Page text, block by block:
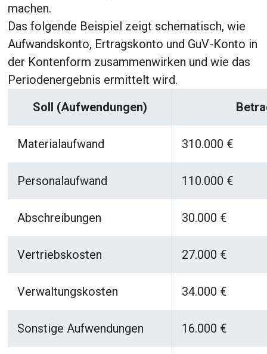
machen.
Das folgende Beispiel zeigt schematisch, wie
Aufwandskonto, Ertragskonto und GuV-Konto in
der Kontenform zusammenwirken und wie das
Periodenergebnis ermittelt wird.
Soll (Aufwendungen)
Materialaufwand 310.000 €
Personalaufwand 110.000 €
Abschreibungen 30.000 €
Vertriebskosten 27.000 €
Verwaltungskosten 34.000 €
Sonstige Aufwendungen 16.000 €